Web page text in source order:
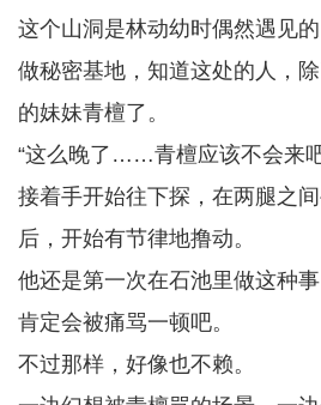
这个山洞是林动幼时偶然遇见
做秘密基地，知道这处的人，
的妹妹青檀了。
“这么晚了……青檀应该不会来吧
接着手开始往下探，在两腿之
后，开始有节律地撸动。
他还是第一次在石池里做这种
肯定会被痛骂一顿吧。
不过那样，好像也不赖。